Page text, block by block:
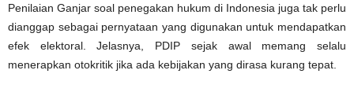
Penilaian Ganjar soal penegakan hukum di Indonesia juga tak perlu
dianggap sebagai pernyataan yang digunakan untuk mendapatkan
efek elektoral. Jelasnya, PDIP sejak awal memang selalu
menerapkan otokritik jika ada kebijakan yang dirasa kurang tepat.